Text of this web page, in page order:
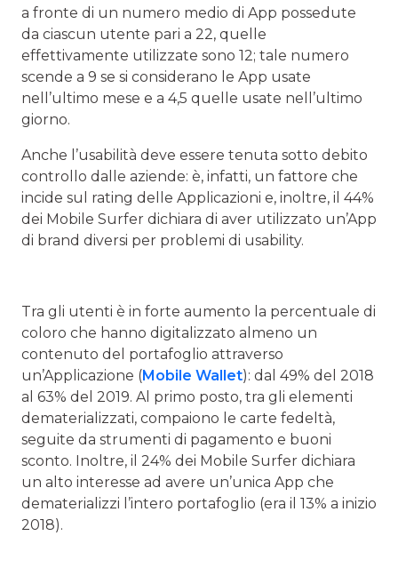
a fronte di un numero medio di App possedute
da ciascun utente pari a 22, quelle
effettivamente utilizzate sono 12; tale numero
scende a 9 se si considerano le App usate
nell’ultimo mese e a 4,5 quelle usate nell’ultimo
giorno.
Anche l’usabilità deve essere tenuta sotto debito
controllo dalle aziende: è, infatti, un fattore che
incide sul rating delle Applicazioni e, inoltre, il 44%
dei Mobile Surfer dichiara di aver utilizzato un’App
di brand diversi per problemi di usability.
Tra gli utenti è in forte aumento la percentuale di
coloro che hanno digitalizzato almeno un
contenuto del portafoglio attraverso
un’Applicazione (Mobile Wallet): dal 49% del 2018
al 63% del 2019. Al primo posto, tra gli elementi
dematerializzati, compaiono le carte fedeltà,
seguite da strumenti di pagamento e buoni
sconto. Inoltre, il 24% dei Mobile Surfer dichiara
un alto interesse ad avere un’unica App che
dematerializzi l’intero portafoglio (era il 13% a inizio
2018).